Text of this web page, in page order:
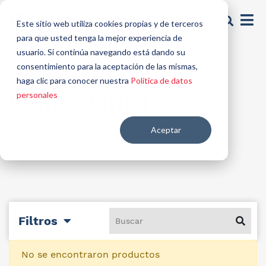
Este sitio web utiliza cookies propias y de terceros
para que usted tenga la mejor experiencia de
usuario. Si continúa navegando está dando su
consentimiento para la aceptación de las mismas,
haga clic para conocer nuestra Política de datos
personales
Aceptar
Todas las
condiciones
Filtros
No se encontraron productos